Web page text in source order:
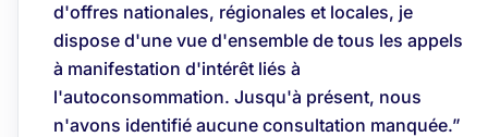
d'offres nationales, régionales et locales, je
dispose d'une vue d'ensemble de tous les appels
à manifestation d'intérêt liés à
l'autoconsommation. Jusqu'à présent, nous
n'avons identifié aucune consultation manquée.”